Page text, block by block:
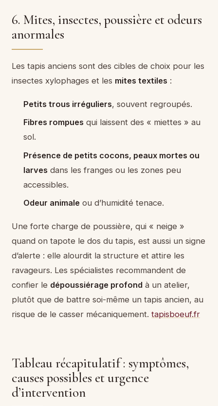
6. Mites, insectes, poussière et odeurs
anormales
Les tapis anciens sont des cibles de choix pour les
insectes xylophages et les mites textiles :
Petits trous irréguliers, souvent regroupés.
Fibres rompues qui laissent des « miettes » au
sol.
Présence de petits cocons, peaux mortes ou
larves dans les franges ou les zones peu
accessibles.
Odeur animaleou d’humidité tenace.
Une forte charge de poussière, qui « neige »
quand on tapote le dos du tapis, est aussi un signe
d’alerte : elle alourdit la structure et attire les
ravageurs. Les spécialistes recommandent de
confier le dépoussiérage profond à un atelier,
plutôt que de battre soi-même un tapis ancien, au
risque de le casser mécaniquement. tapisboeuf.fr
Tableau récapitulatif : symptômes,
causes possibles et urgence
d’intervention